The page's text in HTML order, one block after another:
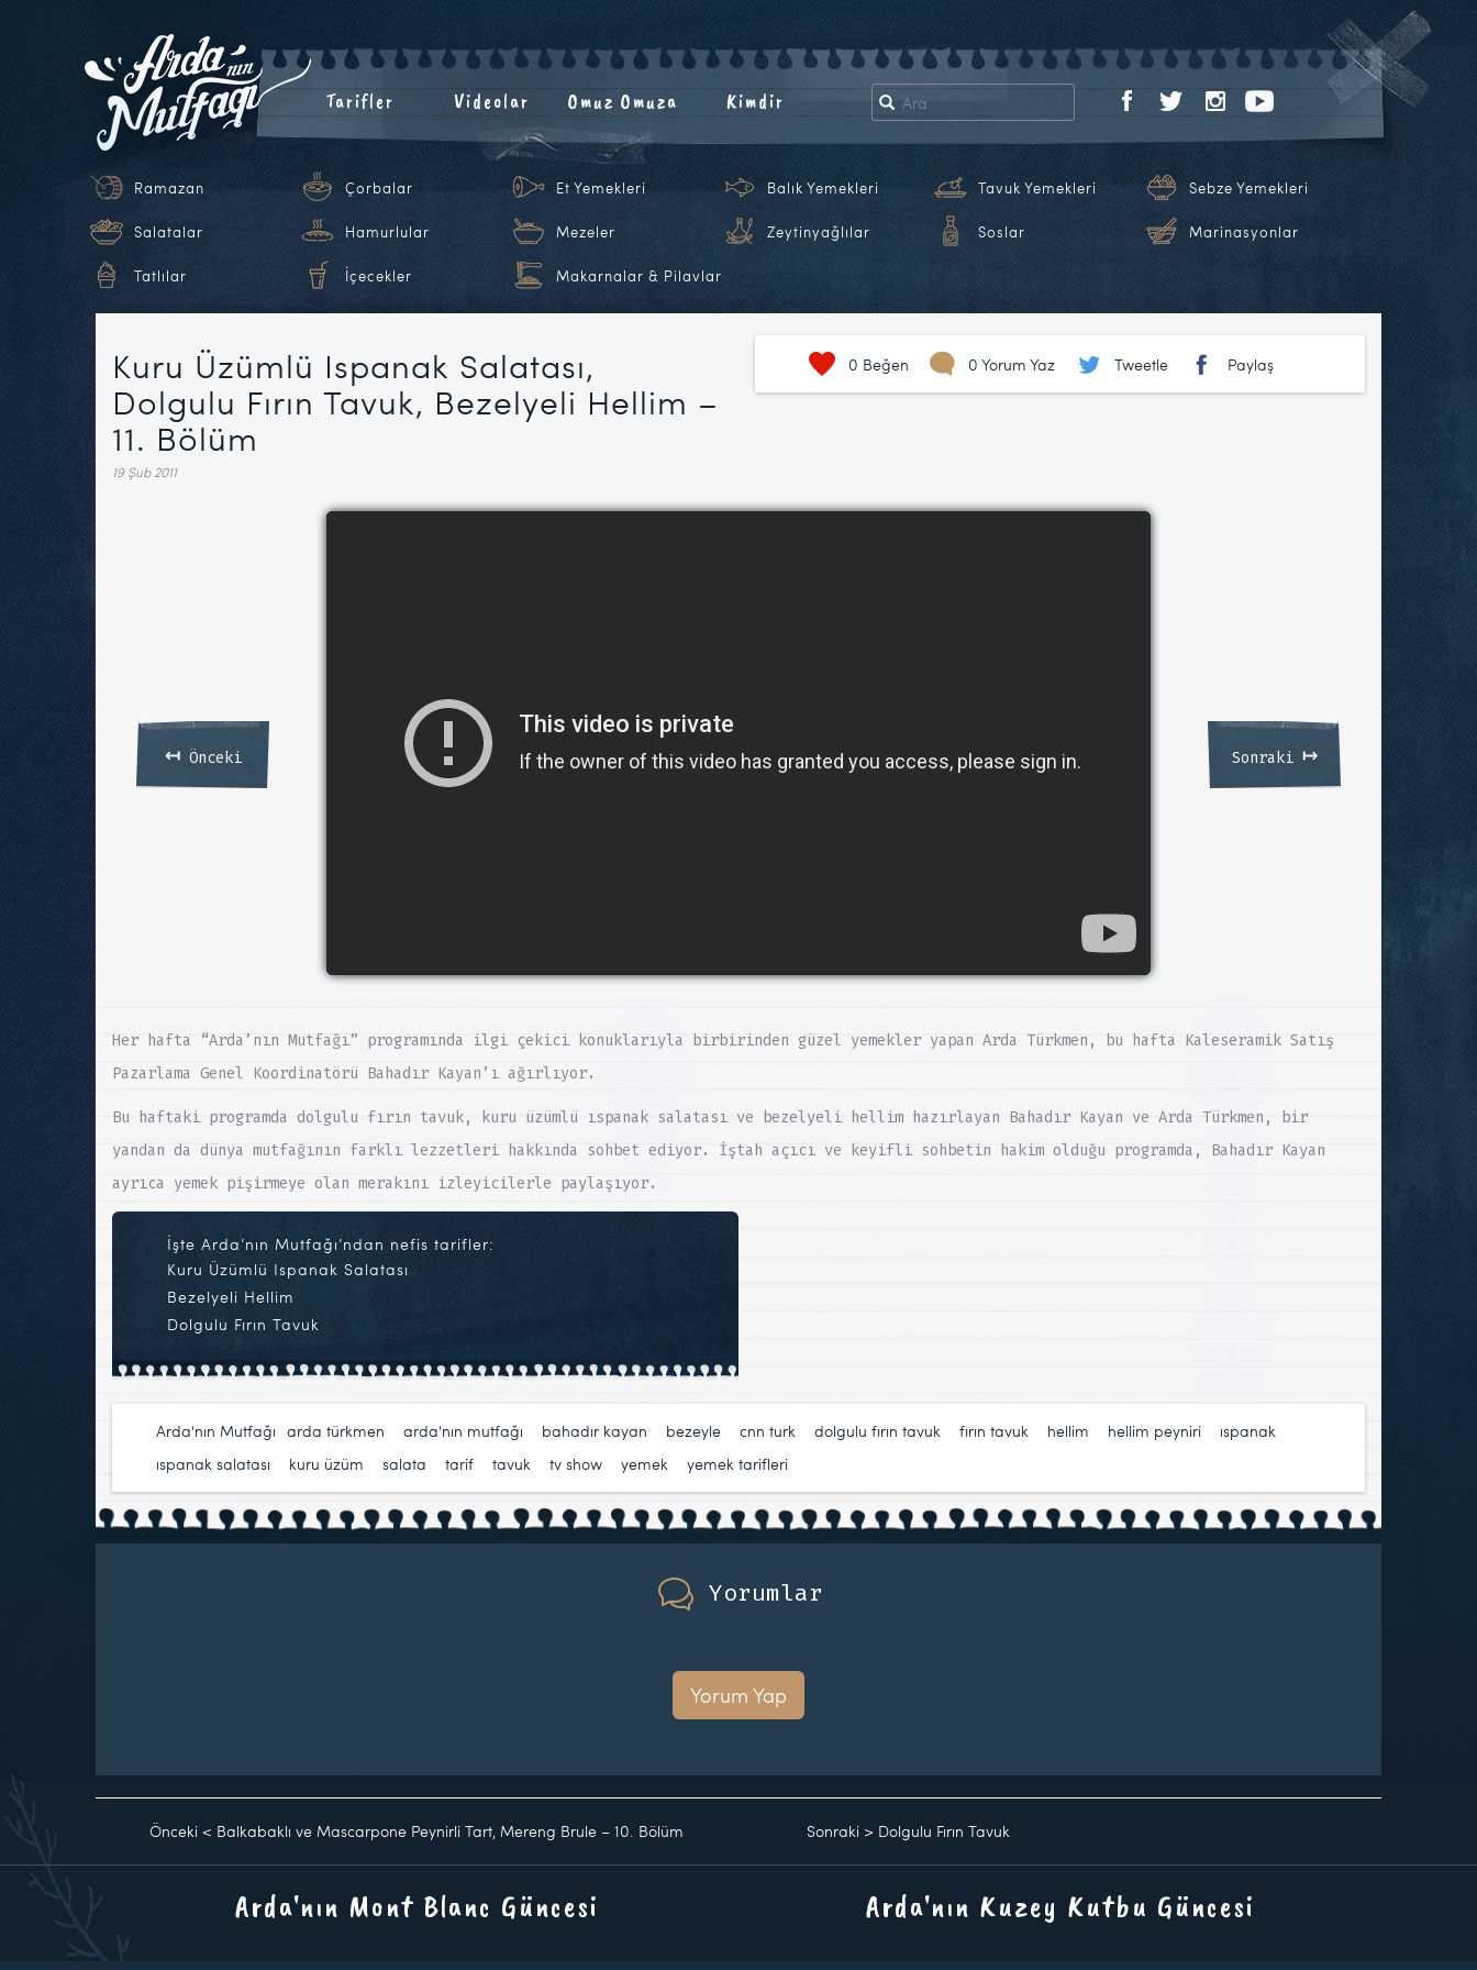
Tarifler Videolar Omuz Omuza Kimdir
Ramazan Çorbalar Et Yemekleri Balık Yemekleri Tavuk Yemekleri Sebze Yemekleri
Salatalar Hamurlular Mezeler Zeytinyağlılar Soslar Marinasyonlar
Tatlılar İçecekler Makarnalar & Pilavlar
Kuru Üzümlü Ispanak Salatası,
Dolgulu Fırın Tavuk, Bezelyeli Hellim –
11. Bölüm
19 Şub 2011
0 Beğen 0 Yorum Yaz Tweetle Paylaş
↤Önceki Sonraki ↦
Her hafta “Arda’nın Mutfağı” programında ilgi çekici konuklarıyla birbirinden güzel yemekler yapan Arda Türkmen, bu hafta Kaleseramik Satış
Pazarlama Genel Koordinatörü Bahadır Kayan’ı ağırlıyor.
Bu haftaki programda dolgulu fırın tavuk, kuru üzümlü ıspanak salatası ve bezelyeli hellim hazırlayan Bahadır Kayan ve Arda Türkmen, bir
yandan da dünya mutfağının farklı lezzetleri hakkında sohbet ediyor. İştah açıcı ve keyifli sohbetin hakim olduğu programda, Bahadır Kayan
ayrıca yemek pişirmeye olan merakını izleyicilerle paylaşıyor.
İşte Arda’nın Mutfağı’ndan nefis tarifler:
Kuru Üzümlü Ispanak Salatası
Bezelyeli Hellim
Dolgulu Fırın Tavuk
Arda'nın Mutfağı arda türkmen arda'nın mutfağı bahadır kayan bezeyle cnn turk dolgulu fırın tavuk fırın tavuk hellim hellim peyniri ıspanak
ıspanak salatası
kuru üzüm salata tarif tavuk tv show yemek yemek tarifleri
Yorumlar
Yorum Yap
Önceki < Balkabaklı ve Mascarpone Peynirli Tart, Mereng Brule – 10. Bölüm Sonraki > Dolgulu Fırın Tavuk
Arda'nın Mont Blanc Güncesi Arda'nın Kuzey Kutbu Güncesi